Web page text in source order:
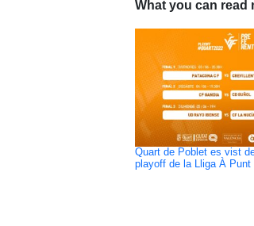
What you can read
Quart de Poblet es vist
playoff de la Lliga À Punt